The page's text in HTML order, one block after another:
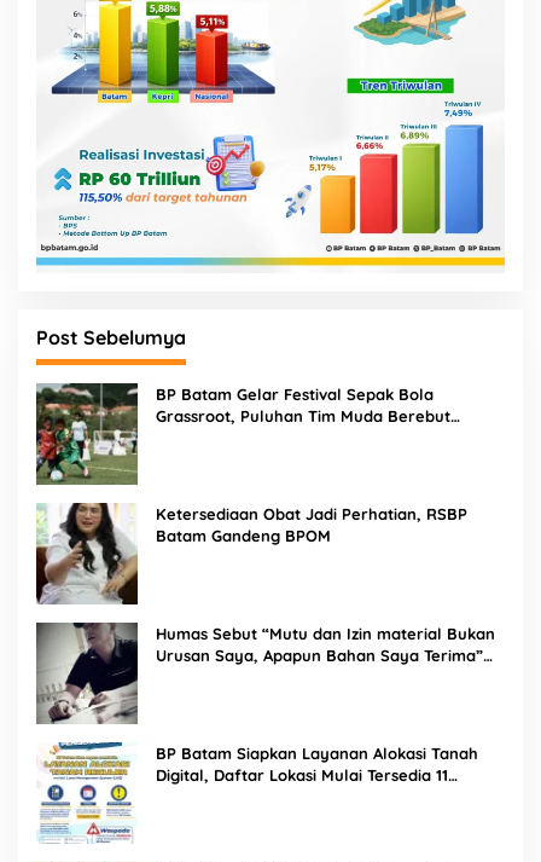
Post Sebelumya
BP Batam Gelar Festival Sepak Bola
Grassroot, Puluhan Tim Muda Berebut
Ketersediaan Obat Jadi Perhatian, RSBP
Batam Gandeng BPOM
Humas Sebut “Mutu dan Izin material Bukan
Urusan Saya, Apapun Bahan Saya Terima”
BP Batam Siapkan Layanan Alokasi Tanah
Digital, Daftar Lokasi Mulai Tersedia 11